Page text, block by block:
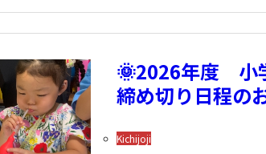
🌞2026年度 小
締め切り日程の
Kichijoji